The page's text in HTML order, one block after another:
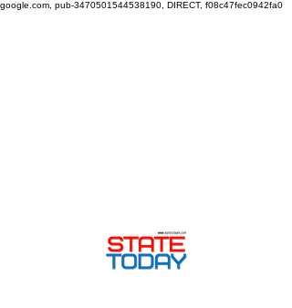
google.com, pub-3470501544538190, DIRECT, f08c47fec0942fa0